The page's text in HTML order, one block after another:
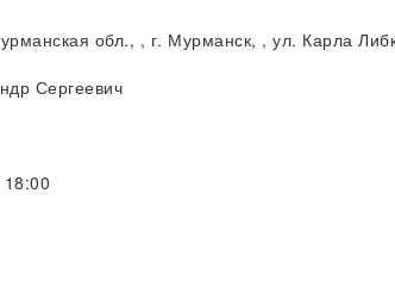
обл., , г. Мурманск, , ул. Карла
Сергеевич
18:00